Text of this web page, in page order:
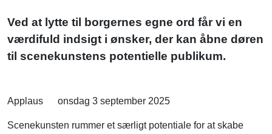
Ved at lytte til borgernes egne ord får vi en
værdifuld indsigt i ønsker, der kan åbne døren
til scenekunstens potentielle publikum.
Applaus onsdag 3 september 2025
Scenekunsten rummer et særligt potentiale for at skabe